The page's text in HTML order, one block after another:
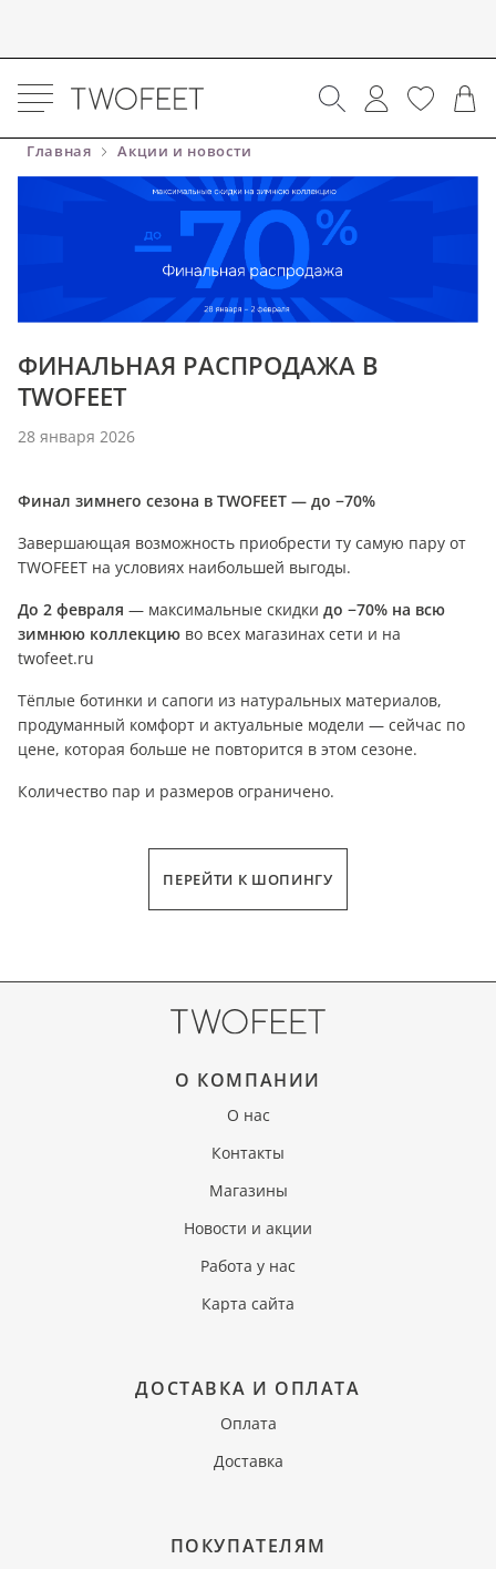
Главная Акции и новости
ФИНАЛЬНАЯ РАСПРОДАЖА В
TWOFEET
28 января 2026
Финал зимнего сезона в TWOFEET — до −70%
Завершающая возможность приобрести ту самую пару от
TWOFEET на условиях наибольшей выгоды.
До 2 февраля — максимальные скидки до −70% на всю
зимнюю коллекцию во всех магазинах сети и на
twofeet.ru
Тёплые ботинки и сапоги из натуральных материалов,
продуманный комфорт и актуальные модели — сейчас по
цене, которая больше не повторится в этом сезоне.
Количество пар и размеров ограничено.
ПЕРЕЙТИ К ШОПИНГУ
О КОМПАНИИ
О нас
Контакты
Магазины
Новости и акции
Работа у нас
Карта сайта
ДОСТАВКА И ОПЛАТА
Оплата
Доставка
ПОКУПАТЕЛЯМ